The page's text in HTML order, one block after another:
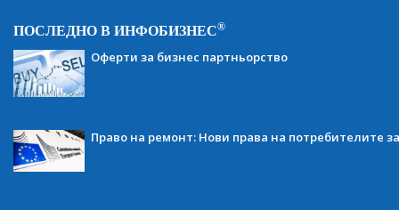
ПОСЛЕДНО В ИНФОБИЗНЕС®
Оферти за бизнес партньорство
Право на ремонт: Нови права на потребителите